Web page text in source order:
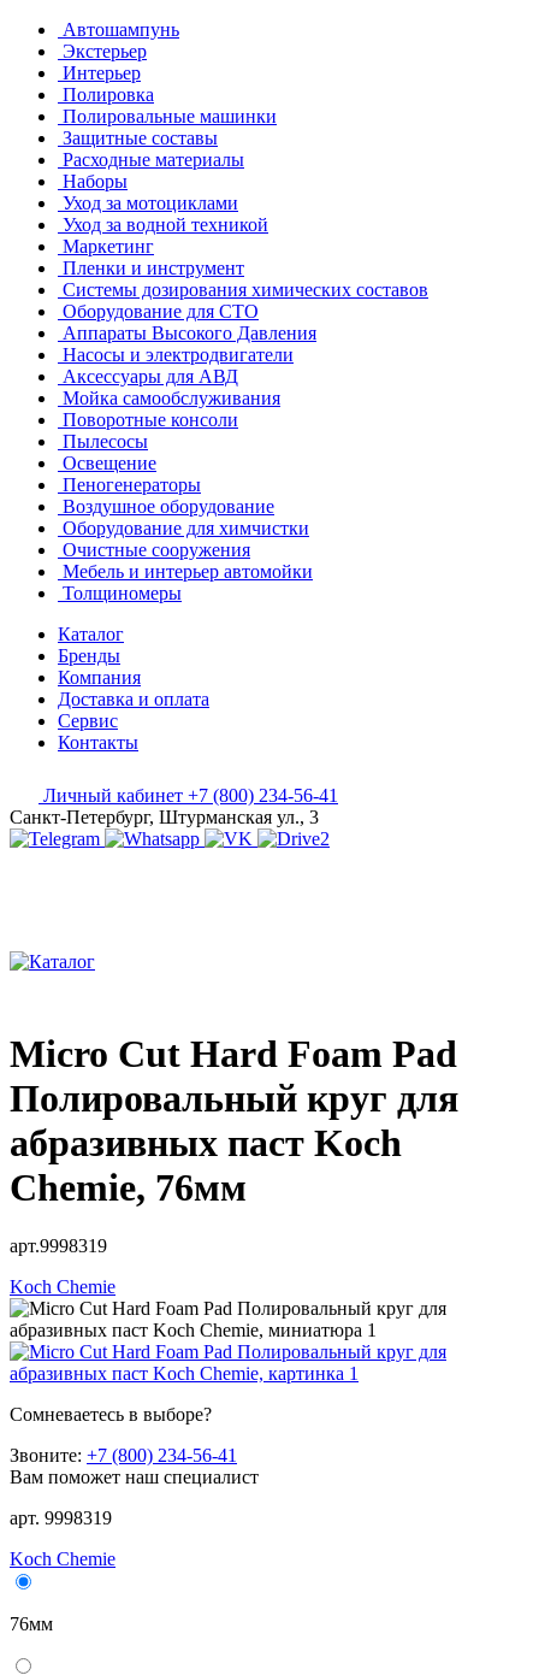
Автошампунь
Экстерьер
Интерьер
Полировка
Полировальные машинки
Защитные составы
Расходные материалы
Наборы
Уход за мотоциклами
Уход за водной техникой
Маркетинг
Пленки и инструмент
Системы дозирования химических составов
Оборудование для СТО
Аппараты Высокого Давления
Насосы и электродвигатели
Аксессуары для АВД
Мойка самообслуживания
Поворотные консоли
Пылесосы
Освещение
Пеногенераторы
Воздушное оборудование
Оборудование для химчистки
Очистные сооружения
Мебель и интерьер автомойки
Толщиномеры
Каталог
Бренды
Компания
Доставка и оплата
Сервис
Контакты
Личный кабинет +7 (800) 234-56-41
Санкт-Петербург, Штурманская ул., 3
Micro Cut Hard Foam Pad
Полировальный круг для
абразивных паст Koch
Chemie, 76мм
арт.9998319
Koch Chemie
Сомневаетесь в выборе?
Звоните: +7 (800) 234-56-41
Вам поможет наш специалист
арт. 9998319
Koch Chemie
76мм